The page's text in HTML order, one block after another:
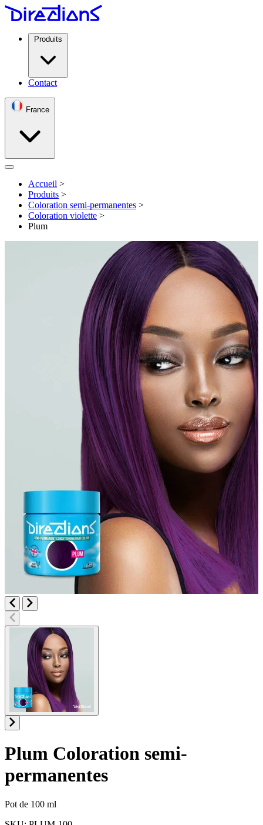
Produits
Contact
France
Open menu
Accueil >
Produits >
Coloration semi-permanentes >
Coloration violette >
Plum
Plum Coloration semi-
permanentes
Informations sur le produit
Pot de 100 ml